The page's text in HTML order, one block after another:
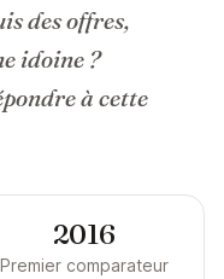
des offres,
idoine ?
à cette
2016
Premier comparateur